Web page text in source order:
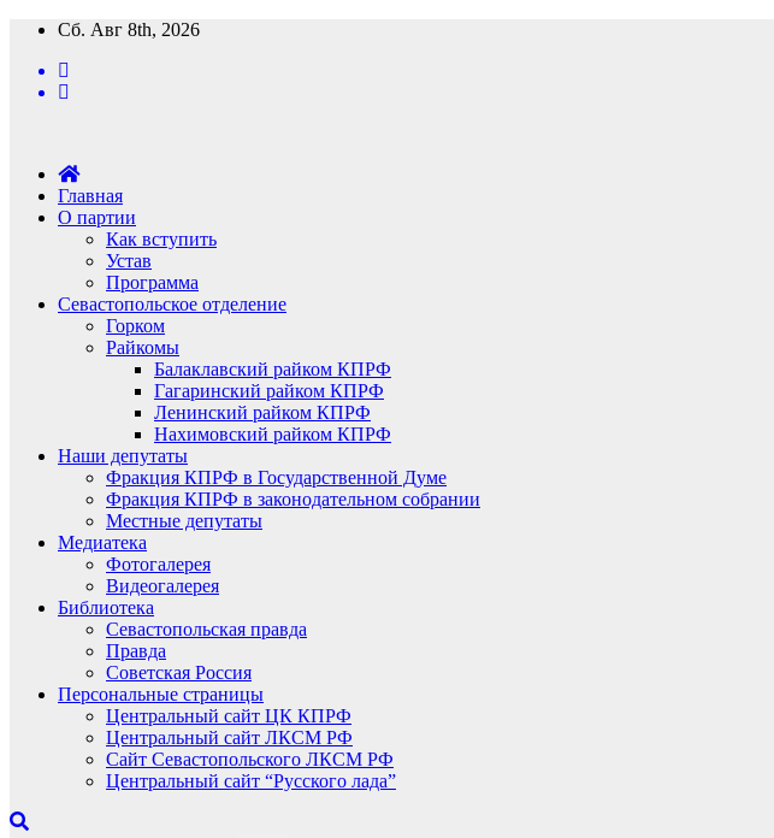
Перейти
содержимому
Сб. Авг 8th, 2026
Главная
О партии
Как вступить
Устав
Программа
Севастопольское отделение
Горком
Райкомы
Балаклавский райком КПРФ
Гагаринский райком КПРФ
Ленинский райком КПРФ
Нахимовский райком КПРФ
Наши депутаты
Фракция КПРФ в Государственной Думе
Фракция КПРФ в законодательном собрании
Местные депутаты
Медиатека
Фотогалерея
Видеогалерея
Библиотека
Севастопольская правда
Правда
Советская Россия
Персональные страницы
Центральный сайт ЦК КПРФ
Центральный сайт ЛКСМ РФ
Сайт Севастопольского ЛКСМ РФ
Центральный сайт “Русского лада”